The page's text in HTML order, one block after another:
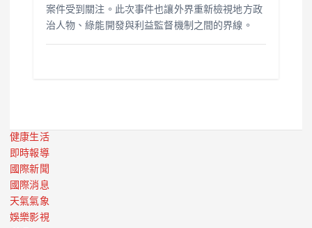
案件受到關注。此次事件也讓外界重新檢視地方政
治人物、綠能開發與利益監督機制之間的界線。
健康生活
即時報導
國際新聞
國際消息
天氣氣象
娛樂影視